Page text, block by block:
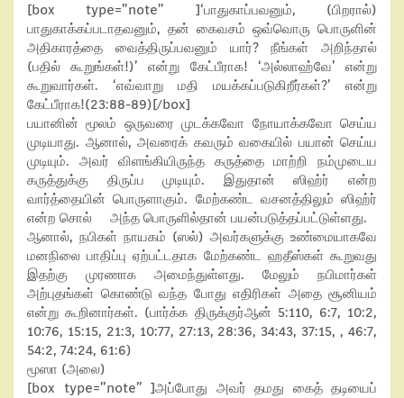
[box type=”note” ]‘பாதுகாப்பவனும், (பிறரால்)
பாதுகாக்கப்படாதவனும், தன் கைவசம் ஒவ்வொரு பொருளின்
அதிகாரத்தை வைத்திருப்பவனும் யார்? நீங்கள் அறிந்தால்
(பதில் கூறுங்கள்!)’ என்று கேட்பீராக! ‘அல்லாஹ்வே’ என்று
கூறுவார்கள். ‘எவ்வாறு மதி மயக்கப்படுகிறீர்கள்?’ என்று
கேட்பீராக!(23:88-89)[/box]
பயானின் மூலம் ஒருவரை முடக்கவோ நோயாக்கவோ செய்ய
முடியாது. ஆனால், அவரைக் கவரும் வகையில் பயான் செய்ய
முடியும். அவர் விளங்கியிருந்த கருத்தை மாற்றி நம்முடைய
கருத்துக்கு திருப்ப முடியும். இதுதான் ஸிஹ்ர் என்ற
வார்த்தையின் பொருளாகும். மேற்கண்ட வசனத்திலும் ஸிஹ்ர்
என்ற சொல் அந்த பொருளில்தான் பயன்படுத்தப்பட்டுள்ளது.
ஆனால், நபிகள் நாயகம் (ஸல்) அவர்களுக்கு உண்மையாகவே
மனநிலை பாதிப்பு ஏற்பட்டதாக மேற்கண்ட ஹதீஸ்கள் கூறுவது
இதற்கு முரணாக அமைந்துள்ளது. மேலும் நபிமார்கள்
அற்புதங்கள் கொண்டு வந்த போது எதிரிகள் அதை சூனியம்
என்று கூறினார்கள். (பார்க்க திருக்குர்ஆன் 5:110, 6:7, 10:2,
10:76, 15:15, 21:3, 10:77, 27:13, 28:36, 34:43, 37:15, , 46:7,
54:2, 74:24, 61:6)
மூஸா (அலை)
[box type=”note” ]அப்போது அவர் தமது கைத் தடியைப்